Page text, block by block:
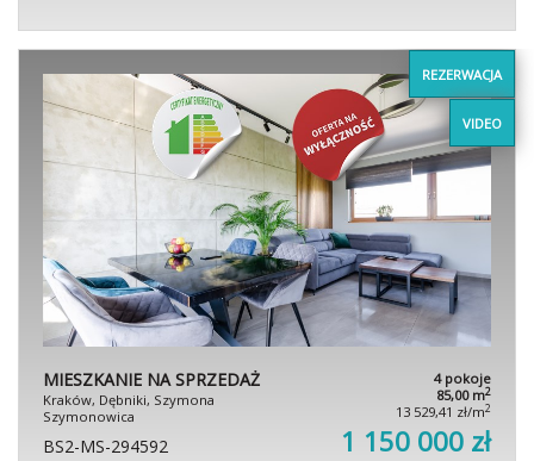
REZERWACJA
VIDEO
MIESZKANIE NA SPRZEDAŻ
Kraków, Dębniki, Szymona
Szymonowica
4 pokoje
85,00 m2
13 529,41 zł/m2
BS2-MS-294592 1 150 000 zł